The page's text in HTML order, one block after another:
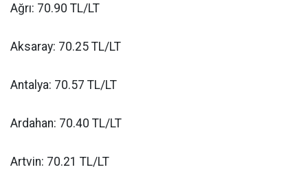
Ağrı: 70.90 TL/LT
Aksaray: 70.25 TL/LT
Antalya: 70.57 TL/LT
Ardahan: 70.40 TL/LT
Artvin: 70.21 TL/LT